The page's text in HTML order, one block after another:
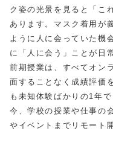
ク姿の光景を見ると「こ
あります。マスク着用が
ように人に会っていた機
に「人に会う」ことが日
前期授業は、すべてオン
面することなく成績評価
も未知体験ばかりの1年
今、学校の授業や仕事の
やイベントまでリモート